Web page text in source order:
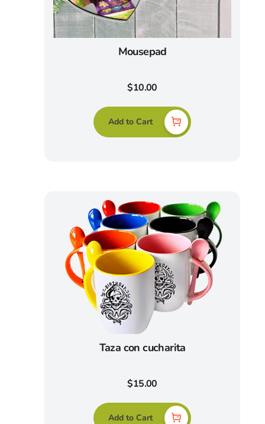
Mousepad
$10.00
Add to Cart
Taza con cucharita
$15.00
Add to Cart